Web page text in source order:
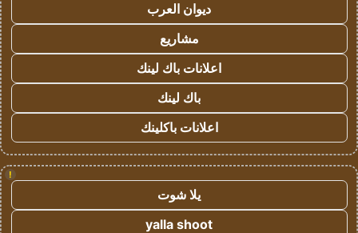
ديوان العرب
مشاريع
اعلانات باك لينك
باك لينك
اعلانات باكلينك
!
يلا شوت
yalla shoot